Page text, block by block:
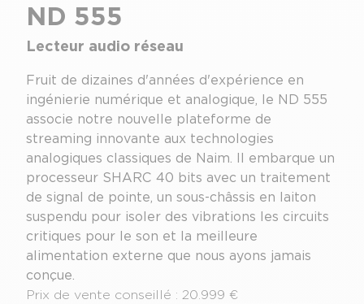
ND 555
Lecteur audio réseau
Fruit de dizaines d'années d'expérience en
ingénierie numérique et analogique, le ND 555
associe notre nouvelle plateforme de
streaming innovante aux technologies
analogiques classiques de Naim. Il embarque un
processeur SHARC 40 bits avec un traitement
de signal de pointe, un sous-châssis en laiton
suspendu pour isoler des vibrations les circuits
critiques pour le son et la meilleure
alimentation externe que nous ayons jamais
conçue.
Prix de vente conseillé : 20.999 €